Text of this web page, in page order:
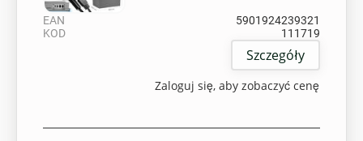
EAN
5901924239321
KOD
111719
Szczegóły
Zaloguj się, aby zobaczyć cenę